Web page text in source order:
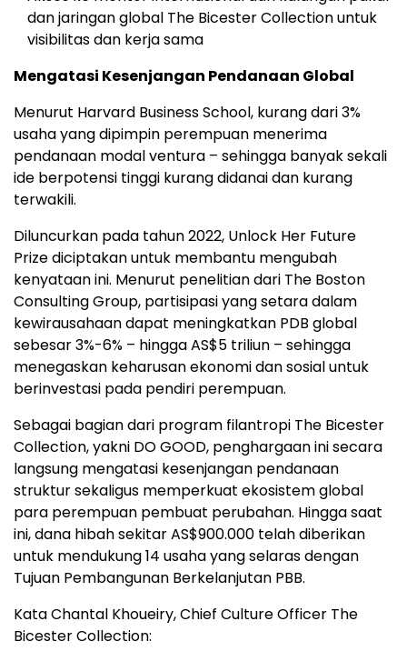
dan jaringan global The Bicester Collection untuk
visibilitas dan kerja sama
Mengatasi Kesenjangan Pendanaan Global
Menurut Harvard Business School, kurang dari 3%
usaha yang dipimpin perempuan menerima
pendanaan modal ventura – sehingga banyak sekali
ide berpotensi tinggi kurang didanai dan kurang
terwakili.
Diluncurkan pada tahun 2022, Unlock Her Future
Prize diciptakan untuk membantu mengubah
kenyataan ini. Menurut penelitian dari The Boston
Consulting Group, partisipasi yang setara dalam
kewirausahaan dapat meningkatkan PDB global
sebesar 3%-6% – hingga AS$5 triliun – sehingga
menegaskan keharusan ekonomi dan sosial untuk
berinvestasi pada pendiri perempuan.
Sebagai bagian dari program filantropi The Bicester
Collection, yakni DO GOOD, penghargaan ini secara
langsung mengatasi kesenjangan pendanaan
struktur sekaligus memperkuat ekosistem global
para perempuan pembuat perubahan. Hingga saat
ini, dana hibah sekitar AS$900.000 telah diberikan
untuk mendukung 14 usaha yang selaras dengan
Tujuan Pembangunan Berkelanjutan PBB.
Kata Chantal Khoueiry, Chief Culture Officer The
Bicester Collection: